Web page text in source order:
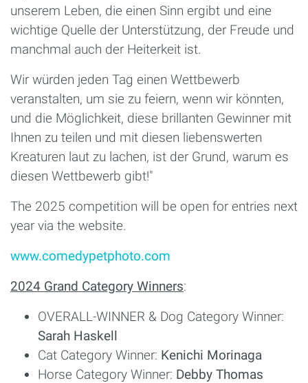
unserem Leben, die einen Sinn ergibt und eine
wichtige Quelle der Unterstützung, der Freude und
manchmal auch der Heiterkeit ist.
Wir würden jeden Tag einen Wettbewerb
veranstalten, um sie zu feiern, wenn wir könnten,
und die Möglichkeit, diese brillanten Gewinner mit
Ihnen zu teilen und mit diesen liebenswerten
Kreaturen laut zu lachen, ist der Grund, warum es
diesen Wettbewerb gibt!"
The 2025 competition will be open for entries next
year via the website.
www.comedypetphoto.com
2024 Grand Category Winners:
OVERALL-WINNER & Dog Category Winner:
Sarah Haskell
Cat Category Winner: Kenichi Morinaga
Horse Category Winner: Debby Thomas